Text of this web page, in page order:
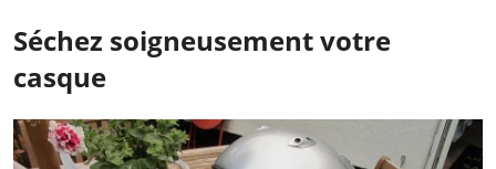
Séchez soigneusement votre
casque